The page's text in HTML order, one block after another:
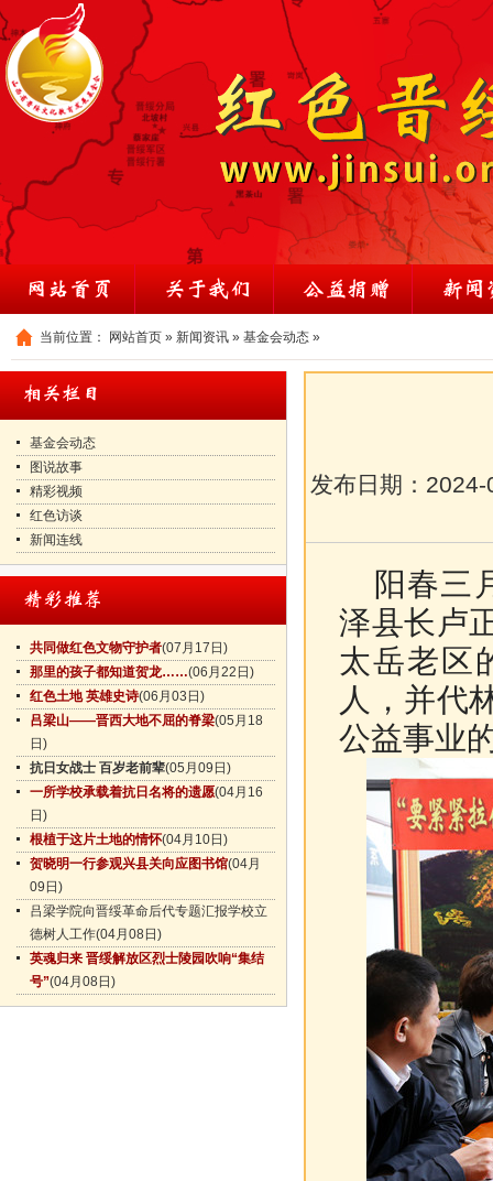
当前位置： 网站首页 » 新闻资讯 » 基金会动态 »
基金会动态
图说故事
精彩视频
红色访谈
新闻连线
共同做红色文物守护者(07月17日)
那里的孩子都知道贺龙……(06月22日)
红色土地 英雄史诗(06月03日)
吕梁山——晋西大地不屈的脊梁(05月18
日)
抗日女战士 百岁老前辈(05月09日)
一所学校承载着抗日名将的遗愿(04月16
日)
根植于这片土地的情怀(04月10日)
贺晓明一行参观兴县关向应图书馆(04月
09日)
吕梁学院向晋绥革命后代专题汇报学校立
德树人工作(04月08日)
英魂归来 晋绥解放区烈士陵园吹响“集结
号”(04月08日)
发布日期： 2024-
阳春三
泽县长卢
太岳老区
人，并代
公益事业